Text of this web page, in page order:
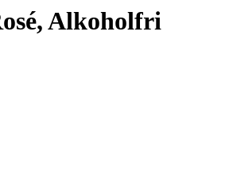
Alkoholfri